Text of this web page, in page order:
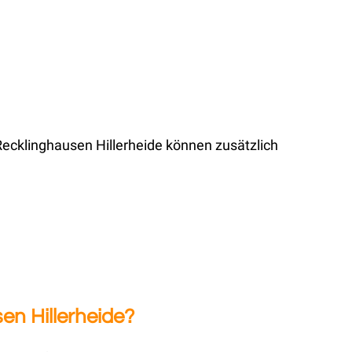
Hillerheide können zusätzlich
Hillerheide?